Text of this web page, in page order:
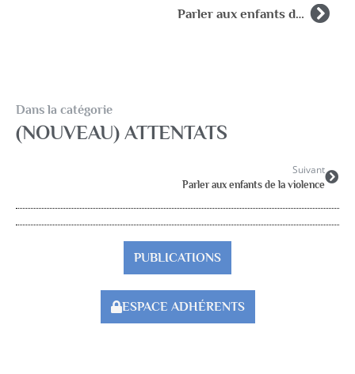
Parler aux enfants de la violence
Dans la catégorie
(NOUVEAU) ATTENTATS
Suivant
Parler aux enfants de la violence
PUBLICATIONS
ESPACE ADHÉRENTS